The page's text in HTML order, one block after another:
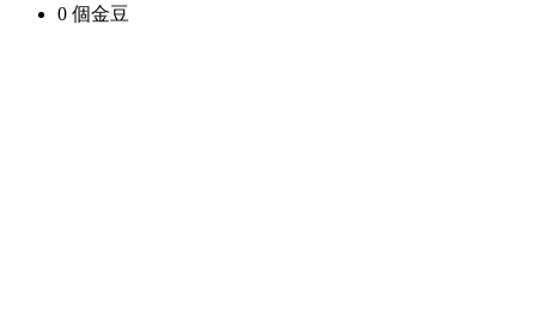
0 個金豆